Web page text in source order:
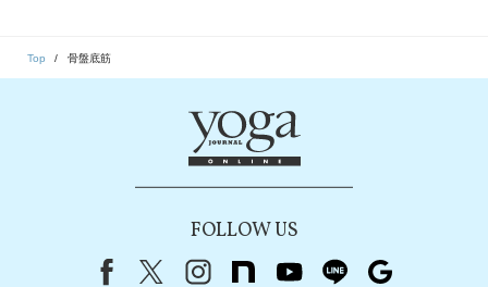
Top 骨盤底筋
FOLLOW US
FacebookX（旧Twitter）
instagram
note youtubeline